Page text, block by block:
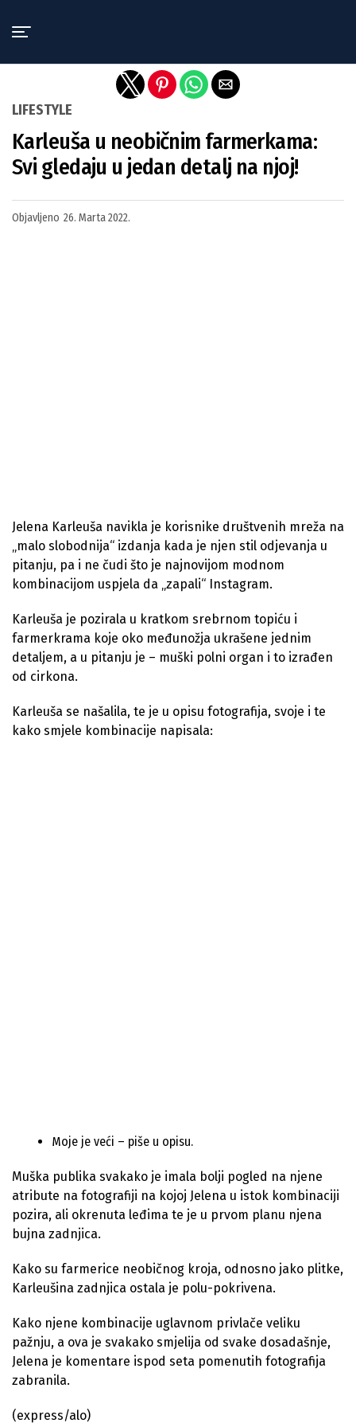
LIFESTYLE
Karleuša u neobičnim farmerkama:
Svi gledaju u jedan detalj na njoj!
Objavljeno 26. Marta 2022.
Jelena Karleuša navikla je korisnike društvenih mreža na
„malo slobodnija“ izdanja kada je njen stil odjevanja u
pitanju, pa i ne čudi što je najnovijom modnom
kombinacijom uspjela da „zapali“ Instagram.
Karleuša je pozirala u kratkom srebrnom topiću i
farmerkrama koje oko međunožja ukrašene jednim
detaljem, a u pitanju je – muški polni organ i to izrađen
od cirkona.
Karleuša se našalila, te je u opisu fotografija, svoje i te
kako smjele kombinacije napisala:
Moje je veći – piše u opisu.
Muška publika svakako je imala bolji pogled na njene
atribute na fotografiji na kojoj Jelena u istok kombinaciji
pozira, ali okrenuta leđima te je u prvom planu njena
bujna zadnjica.
Kako su farmerice neobičnog kroja, odnosno jako plitke,
Karleušina zadnjica ostala je polu-pokrivena.
Kako njene kombinacije uglavnom privlače veliku
pažnju, a ova je svakako smjelija od svake dosadašnje,
Jelena je komentare ispod seta pomenutih fotografija
zabranila.
(express/alo)